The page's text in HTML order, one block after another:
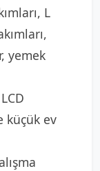
L
yemek
küçük ev